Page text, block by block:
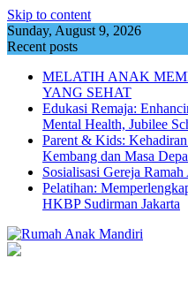
Skip to content
Sunday, August 9, 2026
Recent posts
MELATIH ANAK
YANG SEHAT
Edukasi Remaja:
Mental Health, Jubilee
Parent & Kids:
Kembang dan Masa
Sosialisasi Gereja
Pelatihan:
HKBP Sudirman Jakarta